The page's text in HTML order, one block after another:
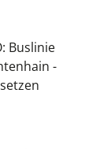
Buslinie
-